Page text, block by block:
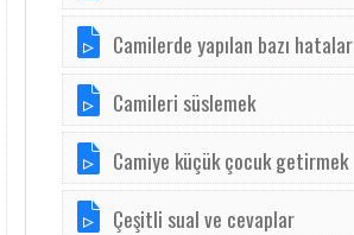
Camilerde yapılan bazı hatalar
Camileri süslemek
Camiye küçük çocuk getirmek
Çeşitli sual ve cevaplar